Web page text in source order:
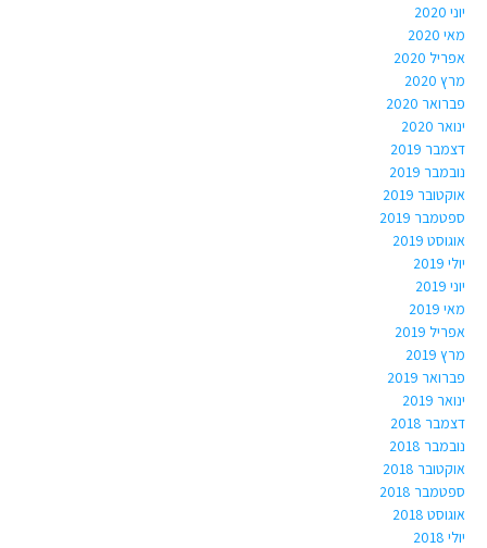
יוני 2020
מאי 2020
אפריל 2020
מרץ 2020
פברואר 2020
ינואר 2020
דצמבר 2019
נובמבר 2019
אוקטובר 2019
ספטמבר 2019
אוגוסט 2019
יולי 2019
יוני 2019
מאי 2019
אפריל 2019
מרץ 2019
פברואר 2019
ינואר 2019
דצמבר 2018
נובמבר 2018
אוקטובר 2018
ספטמבר 2018
אוגוסט 2018
יולי 2018